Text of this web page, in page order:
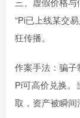
“Pi已上线某交
狂传播。
作案手法：骗子
Pi可高价兑换。
取，资产被瞬间